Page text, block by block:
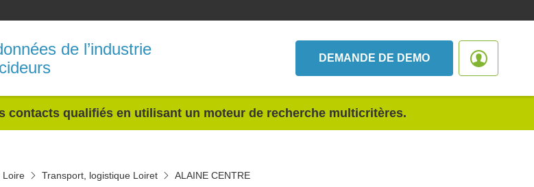
de l’industrie
DEMANDE DE DEMO
contacts qualifiés en utilisant un moteur de recherche multicritères.
Loire Transport, logistique Loiret ALAINE CENTRE